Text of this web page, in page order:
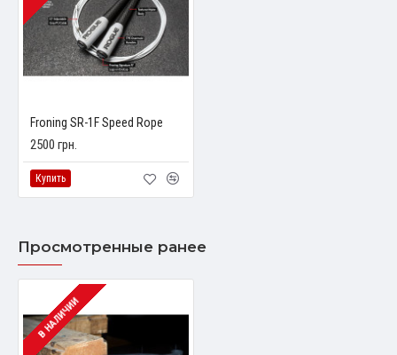
Froning SR-1F Speed Rope
2500 грн.
Купить
Просмотренные ранее
В НАЛИЧИИ